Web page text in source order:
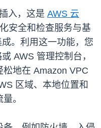
入，这是 AWS 云
安全和检查服务与基
。利用这一功能，您
AWS 管理控制台，
地在 Amazon VPC
区域、本地位置和
。